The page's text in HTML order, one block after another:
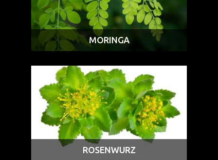
MORINGA
ROSENWURZ